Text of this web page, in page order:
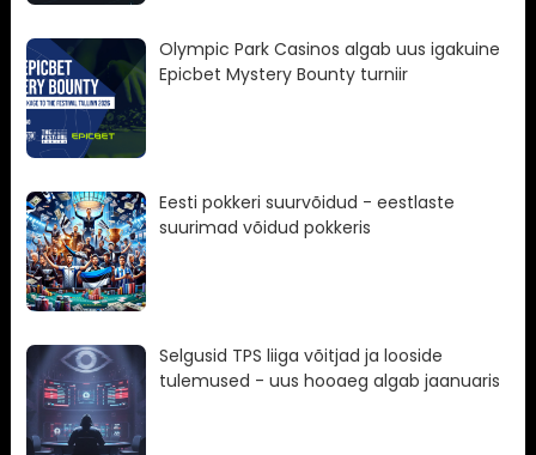
Olympic Park Casinos algab uus igakuine
Epicbet Mystery Bounty turniir
Eesti pokkeri suurvõidud - eestlaste
suurimad võidud pokkeris
Selgusid TPS liiga võitjad ja looside
tulemused - uus hooaeg algab jaanuaris